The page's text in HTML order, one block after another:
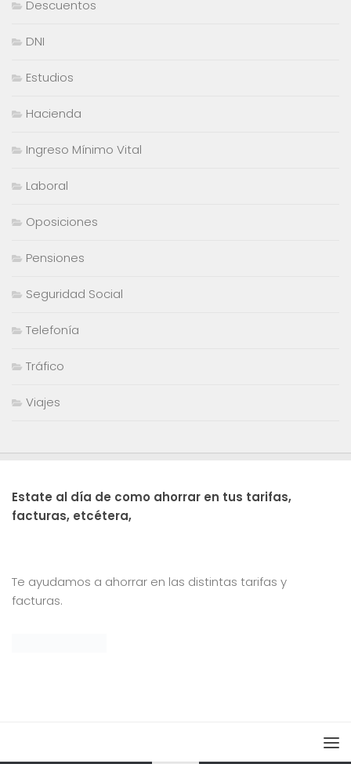
Descuentos
DNI
Estudios
Hacienda
Ingreso Mínimo Vital
Laboral
Oposiciones
Pensiones
Seguridad Social
Telefonía
Tráfico
Viajes
Estate al día de como ahorrar en tus tarifas,
facturas, etcétera,
Te ayudamos a ahorrar en las distintas tarifas y
facturas.